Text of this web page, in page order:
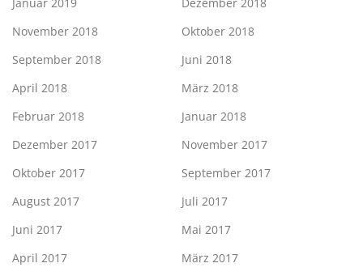
Januar 2019
Dezember 2018
November 2018
Oktober 2018
September 2018
Juni 2018
April 2018
März 2018
Februar 2018
Januar 2018
Dezember 2017
November 2017
Oktober 2017
September 2017
August 2017
Juli 2017
Juni 2017
Mai 2017
April 2017
März 2017